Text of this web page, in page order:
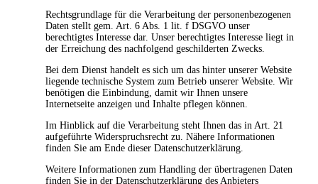
Rechtsgrundlage für die Verarbeitung der personenbezogenen
Daten stellt gem. Art. 6 Abs. 1 lit. f DSGVO unser
berechtigtes Interesse dar. Unser berechtigtes Interesse liegt in
der Erreichung des nachfolgend geschilderten Zwecks.
Bei dem Dienst handelt es sich um das hinter unserer Website
liegende technische System zum Betrieb unserer Website. Wir
benötigen die Einbindung, damit wir Ihnen unsere
Internetseite anzeigen und Inhalte pflegen können.
Im Hinblick auf die Verarbeitung steht Ihnen das in Art. 21
aufgeführte Widerspruchsrecht zu. Nähere Informationen
finden Sie am Ende dieser Datenschutzerklärung.
Weitere Informationen zum Handling der übertragenen Daten
finden Sie in der Datenschutzerklärung des Anbieters